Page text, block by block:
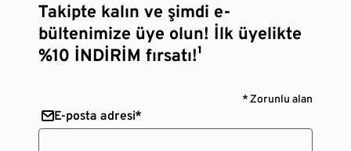
Takipte kalın ve şimdi e-
bültenimize üye olun! İlk üyelikte
%10 İNDİRİM fırsatı!¹
* Zorunlu alan
E-posta adresi*